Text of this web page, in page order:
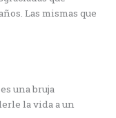
Las mismas que
una bruja
la vida a un